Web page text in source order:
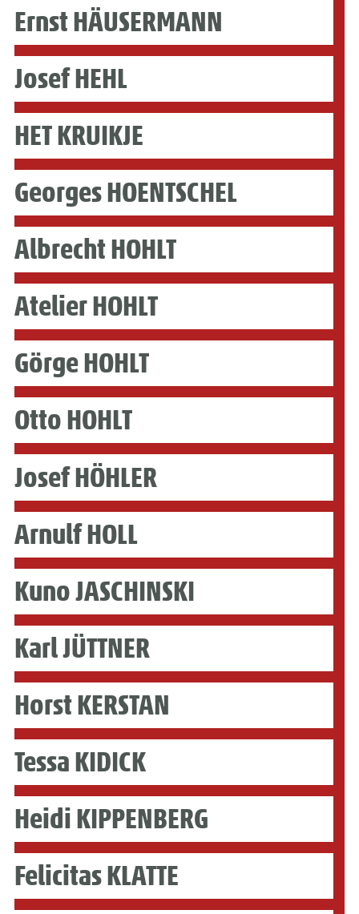
Ernst HÄUSERMANN
Josef HEHL
HET KRUIKJE
Georges HOENTSCHEL
Albrecht HOHLT
Atelier HOHLT
Görge HOHLT
Otto HOHLT
Josef HÖHLER
Arnulf HOLL
Kuno JASCHINSKI
Karl JÜTTNER
Horst KERSTAN
Tessa KIDICK
Heidi KIPPENBERG
Felicitas KLATTE